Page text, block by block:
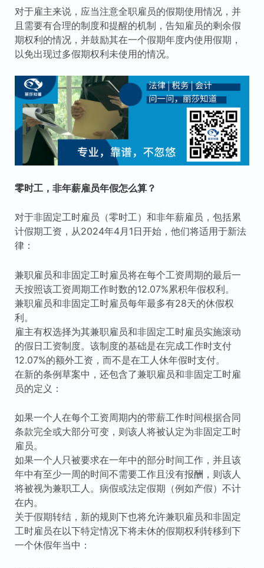
对于雇主来说，应当注意全职雇员的假期使用情况，并
且需要有合理的制度和提醒的机制，告知雇员的剩余假
期权利的情况，并鼓励其在一个假期年度内使用假期，
以免出现过多假期权利未使用的情况。
零时工，非年薪雇员年假怎么算？
对于非固定工时雇员（零时工）和非年薪雇员，包括累
计假期工资，从2024年4月1日开始，他们将适用于新法
律：
兼职雇员和非固定工时雇员将在每个工资周期的最后一
天按照该工资周期工作时数的12.07%累积年假权利。
兼职雇员和非固定工时雇员每年最多有28天的休假权
利。
雇主有权选择为其兼职雇员和非固定工时雇员实施滚动
的假日工资制度。该制度的基础是在完成工作时支付
12.07%的额外工资，而不是在工人休年假时支付。
在新的条例草案中，还包含了兼职雇员和非固定工时雇
员的定义：
如果一个人在每个工资周期内的带薪工作时间根据合同
条款完全或大部分可变，则该人将被认定为非固定工时
雇员。
如果一个人只被要求在一年中的部分时间工作，并且该
年中有至少一周的时间不需要工作且没有报酬，则该人
将被视为兼职工人。病假或法定假期（例如产假）不计
在内。
关于假期转结，新的规则下也将允许兼职雇员和非固定
工时雇员在以下特定情况下将未休的假期权利转移到下
一个休假年当中：